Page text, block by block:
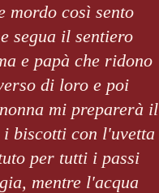
mordo così sento
segua il sentiero
e papà che ridono
di loro e poi
mi preparerà il
biscotti con l'uvetta
per tutti i passi
mentre l'acqua